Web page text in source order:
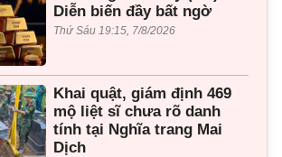
Diễn biến đầy bất ngờ
Thứ Sáu 19:15, 7/8/2026
Khai quật, giám định 469
mộ liệt sĩ chưa rõ danh
tính tại Nghĩa trang Mai
Dịch